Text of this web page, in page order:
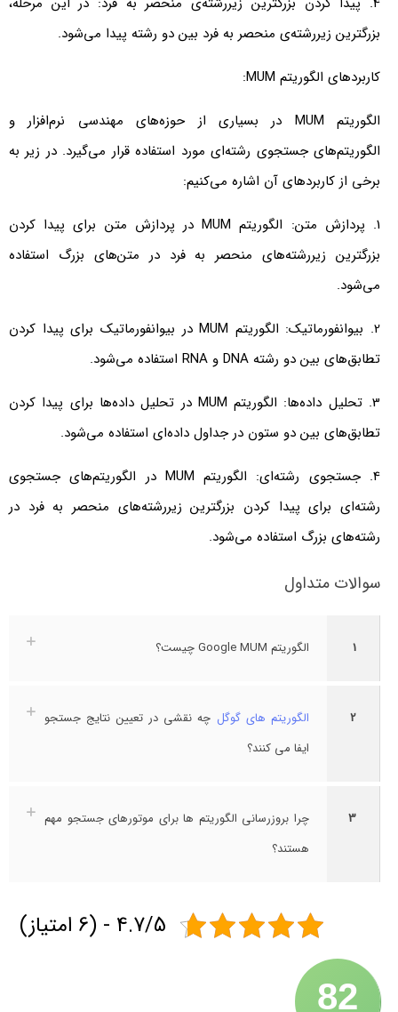
بزرگترین زیررشته‌ی منحصر به فرد بین دو رشته پیدا می‌شود.
کاربردهای الگوریتم MUM:
الگوریتم MUM در بسیاری از حوزه‌های مهندسی نرم‌افزار و
الگوریتم‌های جستجوی رشته‌ای مورد استفاده قرار می‌گیرد. در زیر به
برخی از کاربردهای آن اشاره می‌کنیم:
1. پردازش متن: الگوریتم MUM در پردازش متن برای پیدا کردن
بزرگترین زیررشته‌های منحصر به فرد در متن‌های بزرگ استفاده
می‌شود.
2. بیوانفورماتیک: الگوریتم MUM در بیوانفورماتیک برای پیدا کردن
تطابق‌های بین دو رشته DNA و RNA استفاده می‌شود.
3. تحلیل داده‌ها: الگوریتم MUM در تحلیل داده‌ها برای پیدا کردن
تطابق‌های بین دو ستون در جداول داده‌ای استفاده می‌شود.
4. جستجوی رشته‌ای: الگوریتم MUM در الگوریتم‌های جستجوی
رشته‌ای برای پیدا کردن بزرگترین زیررشته‌های منحصر به فرد در
رشته‌های بزرگ استفاده می‌شود.
سوالات متداول
الگوریتم Google MUM چیست؟
2 الگوریتم های گوگلچه نقشی در تعیین نتایج جستجو
ایفا می کنند؟
3
چرا بروزرسانی الگوریتم ها برای موتورهای جستجو مهم
هستند؟
4.7/5 - (6 امتیاز)
82